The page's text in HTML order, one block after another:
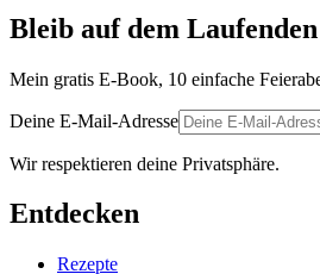
Bleib auf dem Laufenden
Mein gratis E-Book, 10 einfache
Deine E-Mail-Adresse
Wir respektieren deine Privatsphäre.
Entdecken
Rezepte